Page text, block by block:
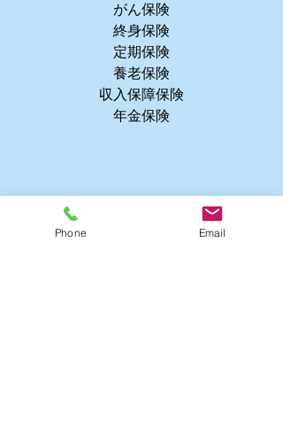
がん保険
終身保険
定期保険
養老保険
収入保障保険
年金保険
Phone Email